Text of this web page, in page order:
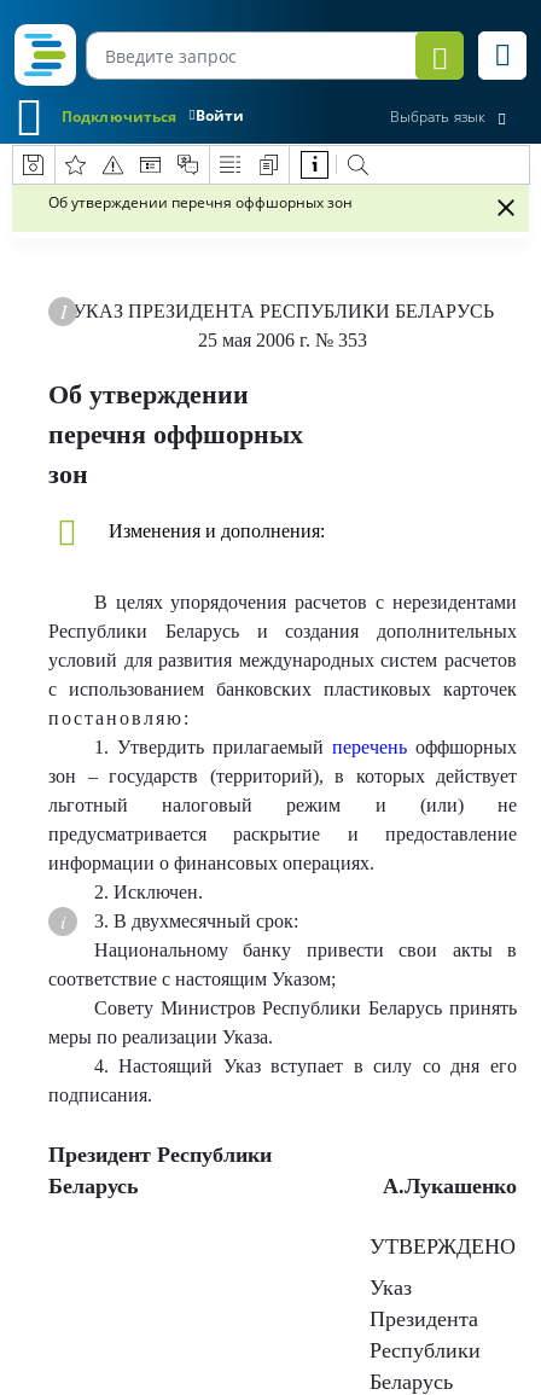
Войти
Подключиться Выбрать язык
Об утверждении перечня оффшорных зон
УКАЗ ПРЕЗИДЕНТА РЕСПУБЛИКИ БЕЛАРУСЬ
25 мая 2006 г. № 353
Об утверждении
перечня оффшорных
зон
Изменения и дополнения:
В целях упорядочения расчетов с нерезидентами
Республики Беларусь и создания дополнительных
условий для развития международных систем расчетов
с использованием банковских пластиковых карточек
постановляю:
1. Утвердить прилагаемый переченьоффшорных
зон – государств (территорий), в которых действует
льготный налоговый режим и (или) не
предусматривается раскрытие и предоставление
информации о финансовых операциях.
2. Исключен.
3. В двухмесячный срок:
Национальному банку привести свои акты в
соответствие с настоящим Указом;
Совету Министров Республики Беларусь принять
меры по реализации Указа.
4. Настоящий Указ вступает в силу со дня его
подписания.
Президент Республики
Беларусь
А.Лукашенко
УТВЕРЖДЕНО
Указ
Президента
Республики
Беларусь